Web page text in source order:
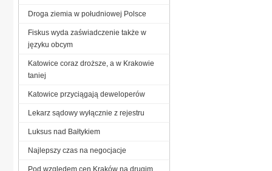
Droga ziemia w południowej Polsce
Fiskus wyda zaświadczenie także w
języku obcym
Katowice coraz droższe, a w Krakowie
taniej
Katowice przyciągają deweloperów
Lekarz sądowy wyłącznie z rejestru
Luksus nad Bałtykiem
Najlepszy czas na negocjacje
Pod względem cen Kraków na drugim